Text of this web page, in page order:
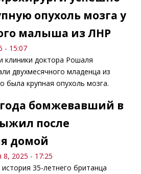
опухоль мозга у
малыша из ЛНР
- 15:07
клиники доктора Рошаля
двухмесячного младенца из
была крупная опухоль мозга.
бомжевавший в
после
домой
8, 2025 - 17:25
35-летнего британца